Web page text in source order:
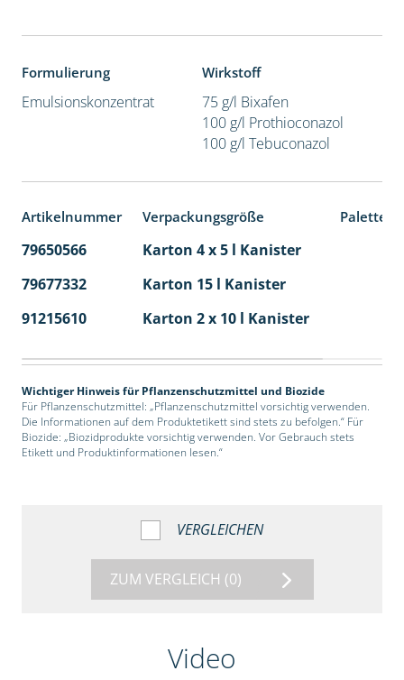
Formulierung
Emulsionskonzentrat
Wirkstoff
75 g/l Bixafen
100 g/l Prothioconazol
100 g/l Tebuconazol
Artikelnummer Verpackungsgröße
79650566 Karton 4 x 5 l Kanister
79677332
Karton 15 l Kanister
91215610
Karton 2 x 10 l Kanister
Wichtiger Hinweis für Pflanzenschutzmittel und Biozide
Für Pflanzenschutzmittel: „Pflanzenschutzmittel vorsichtig verwenden.
Die Informationen auf dem Produktetikett sind stets zu befolgen.“ Für
Biozide: „Biozidprodukte vorsichtig verwenden. Vor Gebrauch stets
Etikett und Produktinformationen lesen.“
VERGLEICHEN
ZUM VERGLEICH (0)
Video